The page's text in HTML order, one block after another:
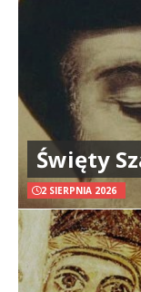
Święty
2 SIERPNIA 2026